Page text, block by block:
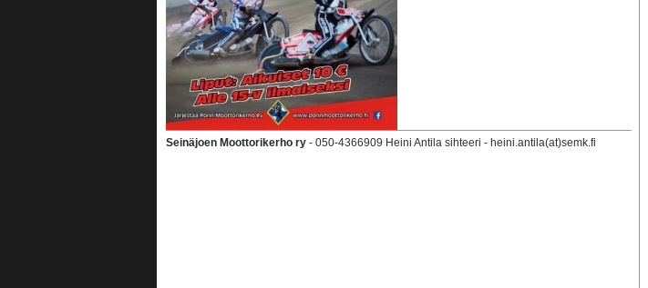
Seinäjoen Moottorikerho ry - 050-4366909 Heini Antila sihteeri - heini.antila(at)semk.fi